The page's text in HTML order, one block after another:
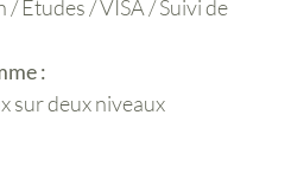
/ Études / VISA / Suivi de
:
sur deux niveaux